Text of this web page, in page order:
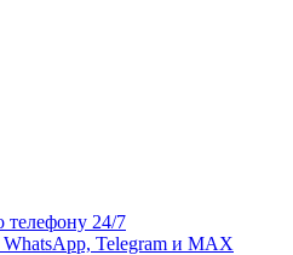
телефону 24/7
Telegram и MAX